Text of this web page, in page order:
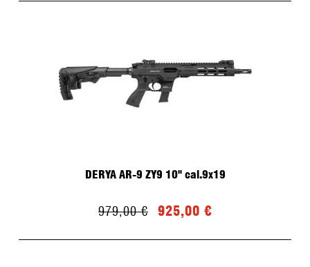
DERYA AR-9 ZY9 10" cal.9x19
979,00 € 925,00 €